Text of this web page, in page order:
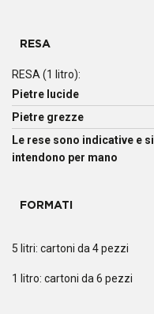
RESA
RESA (1 litro):
Pietre lucide
Pietre grezze
Le rese sono indicative e si
intendono per mano
FORMATI
5 litri: cartoni da 4 pezzi
1 litro: cartoni da 6 pezzi